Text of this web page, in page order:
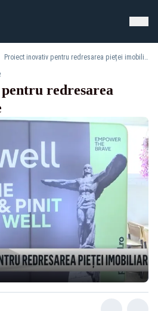
Proiect inovativ pentru redresarea pieței imobiliare
redresarea